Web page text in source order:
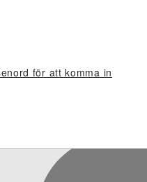
för att komma in